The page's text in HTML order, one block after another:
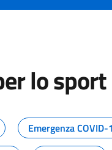
lo sport
dal
Emergenza